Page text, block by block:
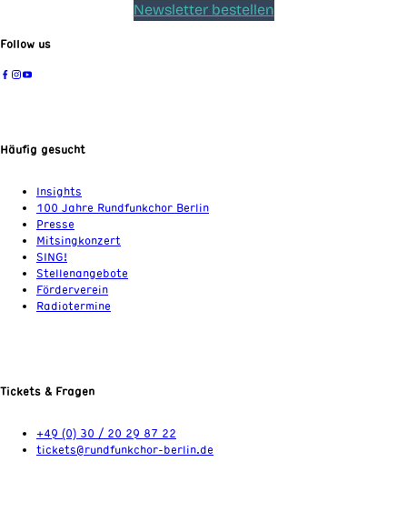
Newsletter bestellen
Follow us
Häufig gesucht
Insights
100 Jahre Rundfunkchor Berlin
Presse
Mitsingkonzert
SING!
Stellenangebote
Förderverein
Radiotermine
Tickets & Fragen
+49 (0) 30 / 20 29 87 22
tickets@rundfunkchor-berlin.de